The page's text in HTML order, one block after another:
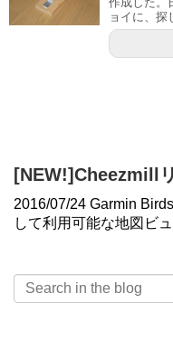
ョイに、探
[NEW!]Cheezmill
2016/07/24 Garmin
して利用可能な地図ビ